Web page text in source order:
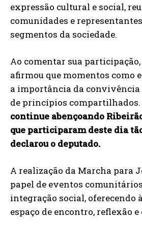
expressão cultural e social,
comunidades e
segmentos da sociedade.
Ao comentar sua participação,
afirmou que momentos como
a importância da convivência
de princípios compartilhados.
continue abençoando
que participaram deste dia
declarou o deputado.
A realização da Marcha para
papel de eventos
integração social, oferecendo
espaço de encontro, reflexão e